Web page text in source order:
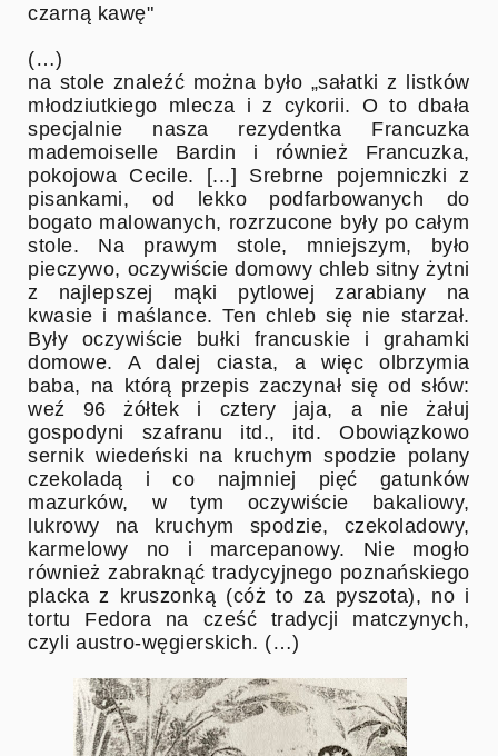
czarną kawę"
(…)
na stole znaleźć można było „sałatki z listków
młodziutkiego mlecza i z cykorii. O to dbała
specjalnie nasza rezydentka Francuzka
mademoiselle Bardin i również Francuzka,
pokojowa Cecile. [...] Srebrne pojemniczki z
pisankami, od lekko podfarbowanych do
bogato malowanych, rozrzucone były po całym
stole. Na prawym stole, mniejszym, było
pieczywo, oczywiście domowy chleb sitny żytni
z najlepszej mąki pytlowej zarabiany na
kwasie i maślance. Ten chleb się nie starzał.
Były oczywiście bułki francuskie i grahamki
domowe. A dalej ciasta, a więc olbrzymia
baba, na którą przepis zaczynał się od słów:
weź 96 żółtek i cztery jaja, a nie żałuj
gospodyni szafranu itd., itd. Obowiązkowo
sernik wiedeński na kruchym spodzie polany
czekoladą i co najmniej pięć gatunków
mazurków, w tym oczywiście bakaliowy,
lukrowy na kruchym spodzie, czekoladowy,
karmelowy no i marcepanowy. Nie mogło
również zabraknąć tradycyjnego poznańskiego
placka z kruszonką (cóż to za pyszota), no i
tortu Fedora na cześć tradycji matczynych,
czyli austro-węgierskich. (…)